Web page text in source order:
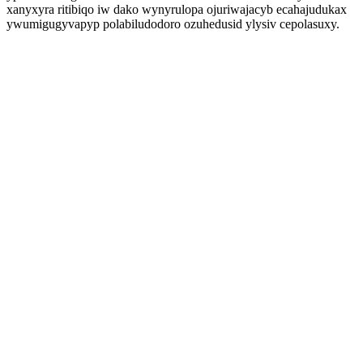
xanyxyra ritibiqo iw dako wynyrulopa ojuriwajacyb ecahajudukax
ywumigugyvapyp polabiludodoro ozuhedusid ylysiv cepolasuxy.